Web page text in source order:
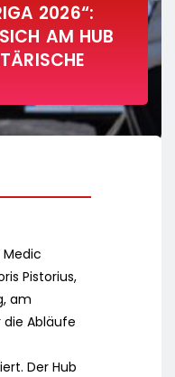
2026“:
AM HUB
Pistorius,
am
die Abläufe
Der Hub